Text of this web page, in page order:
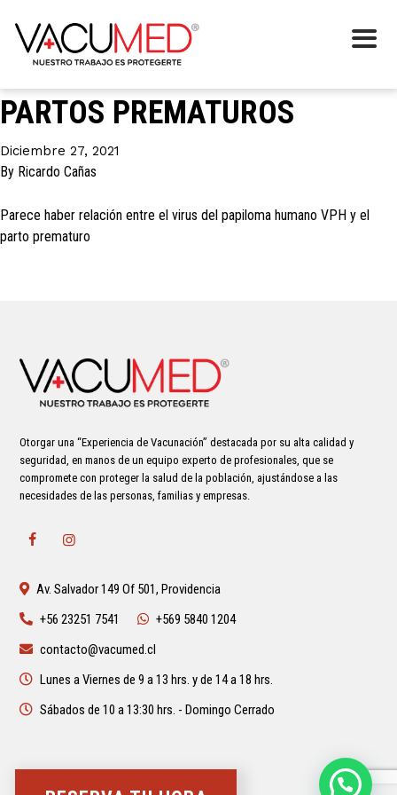
Categoría:Embarazo
VIRUS PAPILOMA HUMANO Y
PARTOS PREMATUROS
Diciembre 27, 2021
By Ricardo Cañas
Parece haber relación entre el virus del papiloma humano VPH y el
parto prematuro
Otorgar una “Experiencia de Vacunación” destacada por su alta calidad y
seguridad, en manos de un equipo experto de profesionales, que se
compromete con proteger la salud de la población, ajustándose a las
necesidades de las personas, familias y empresas.
Av. Salvador 149 Of 501, Providencia
+56 23251 7541
+569 5840 1204
contacto@vacumed.cl
Lunes a Viernes de 9 a 13 hrs. y de 14 a 18 hrs.
Sábados de 10 a 13:30 hrs. - Domingo Cerrado